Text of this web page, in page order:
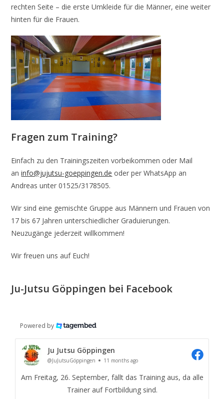
rechten Seite – die erste Umkleide für die Männer, eine weiter
hinten für die Frauen.
Fragen zum Training?
Einfach zu den Trainingszeiten vorbeikommen oder Mail
aninfo@jujutsu-goeppingen.de oder per WhatsApp an
Andreas unter 01525/3178505.
Wir sind eine gemischte Gruppe aus Männern und Frauen von
17 bis 67 Jahren unterschiedlicher Graduierungen.
Neuzugänge jederzeit willkommen!
Wir freuen uns auf Euch!
Ju-Jutsu Göppingen bei Facebook
Powered by
Ju Jutsu Göppingen
@JuJutsuGöppingen 11 months ago
Am Freitag, 26. September, fällt das Training aus, da alle
Trainer auf Fortbildung sind.